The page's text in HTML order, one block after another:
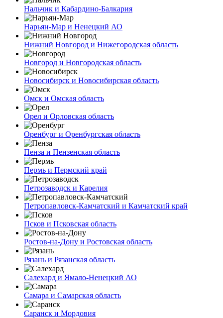
Нальчик и Кабардино-Балкария
Нарьян-Мар и Ненецкий АО
Нижний Новгород и Нижегородская область
Новгород и Новгородская область
Новосибирск и Новосибирская область
Омск и Омская область
Орел и Орловская область
Оренбург и Оренбургская область
Пенза и Пензенская область
Пермь и Пермский край
Петрозаводск и Карелия
Петропавловск-Камчатский и Камчатский край
Псков и Псковская область
Ростов-на-Дону и Ростовская область
Рязань и Рязанская область
Салехард и Ямало-Ненецкий АО
Самара и Самарская область
Саранск и Мордовия